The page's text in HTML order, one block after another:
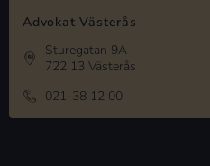
Advokat Västerås
Sturegatan 9A
722 13 Västerås
021-38 12 00